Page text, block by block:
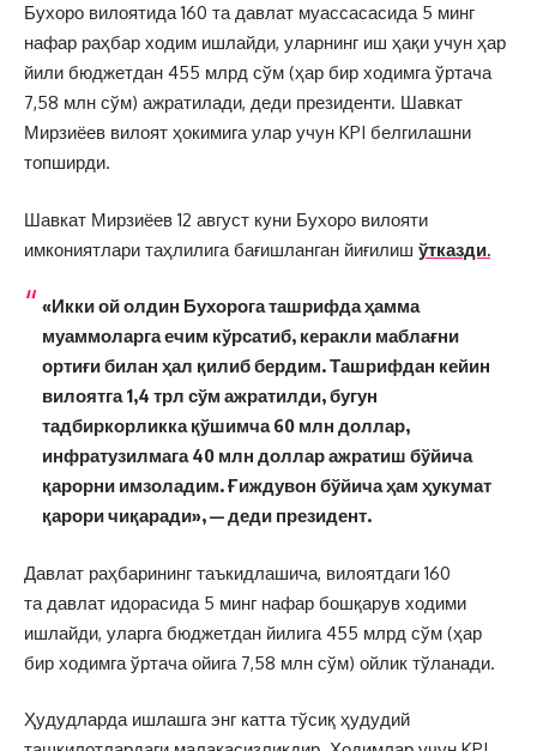
Бухоро вилоятида 160 та давлат муассасасида 5 минг
нафар раҳбар ходим ишлайди, уларнинг иш ҳақи учун ҳар
йили бюджетдан 455 млрд сўм (ҳар бир ходимга ўртача
7,58 млн сўм) ажратилади, деди президенти. Шавкат
Мирзиёев вилоят ҳокимига улар учун KPI белгилашни
топширди.
Шавкат Мирзиёев 12 август куни Бухоро вилояти
имкониятлари таҳлилига бағишланган йиғилиш ўтказди.
«Икки ой олдин Бухорога ташрифда ҳамма
муаммоларга ечим кўрсатиб, керакли маблағни
ортиғи билан ҳал қилиб бердим. Ташрифдан кейин
вилоятга 1,4 трл сўм ажратилди, бугун
тадбиркорликка қўшимча 60 млн доллар,
инфратузилмага 40 млн доллар ажратиш бўйича
қарорни имзоладим. Ғиждувон бўйича ҳам ҳукумат
қарори чиқаради», — деди президент.
Давлат раҳбарининг таъкидлашича, вилоятдаги 160
та давлат идорасида 5 минг нафар бошқарув ходими
ишлайди, уларга бюджетдан йилига 455 млрд сўм (ҳар
бир ходимга ўртача ойига 7,58 млн сўм) ойлик тўланади.
Ҳудудларда ишлашга энг катта тўсиқ ҳудудий